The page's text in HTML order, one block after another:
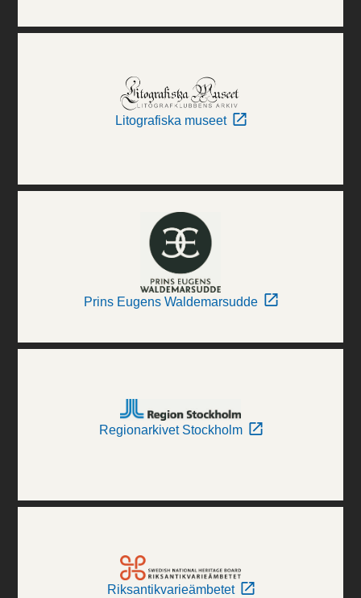
Litografiska museet
Prins Eugens Waldemarsudde
Regionarkivet Stockholm
Riksantikvarieämbetet